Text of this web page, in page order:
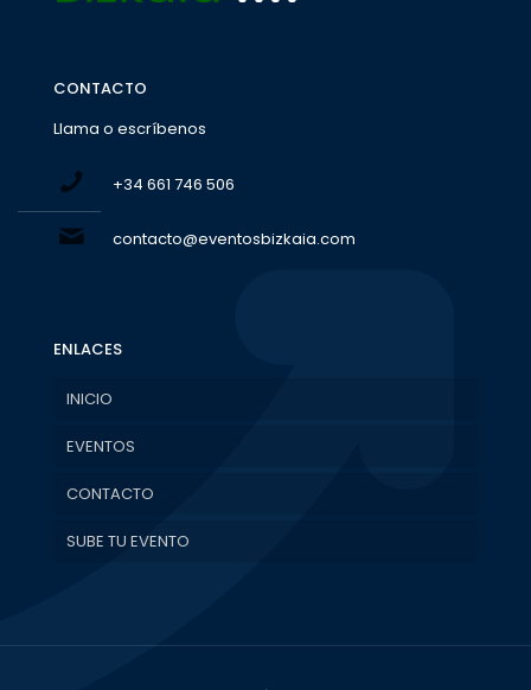
CONTACTO
Llama o escríbenos
+34 661 746 506
contacto@eventosbizkaia.com
ENLACES
INICIO
EVENTOS
CONTACTO
SUBE TU EVENTO